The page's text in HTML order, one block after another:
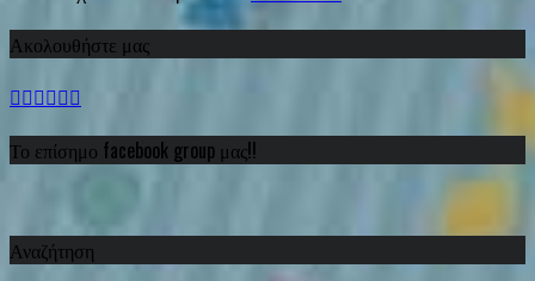
Ακολουθήστε μας
Το επίσημο facebook group μας!!
Αναζήτηση